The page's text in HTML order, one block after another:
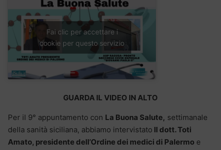
Fai clic per accettare i
cookie per questo servizio
GUARDA IL VIDEO IN ALTO
Per il 9° appuntamento con La Buona Salute, settimanale
della sanità siciliana, abbiamo intervistato Il dott. Toti
Amato, presidente dell’Ordine dei medici di Palermo e